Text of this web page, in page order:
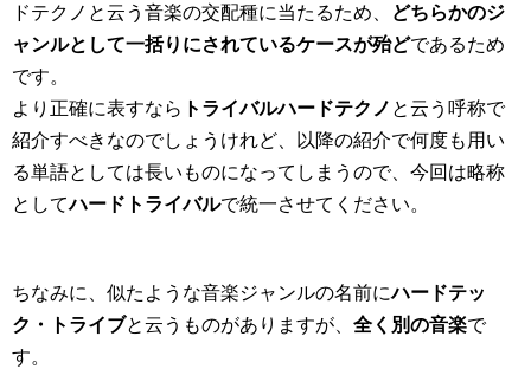
ドテクノと云う音楽の交配種に当たるため、
どちらかのジ
ャンルとして一括りにされているケースが殆どであるため
です。
より正確に表すなら トライバルハードテクノ と云う呼称で
紹介すべきなのでしょうけれど、以降の紹介で何度も用い
る単語としては長いものになってしまうので、今回は略称
としてハードトライバルで統一させてください。
ちなみに、似たような音楽ジャンルの名前にハードテッ
ク・トライブと云うものがありますが、 全く別の音楽で
す。